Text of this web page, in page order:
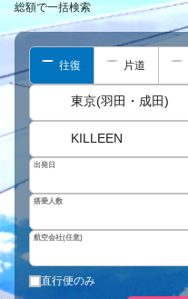
総額で一括検索
往復 片道
東京(羽田・成田)
KILLEEN
出発日
搭乗人数
航空会社(任意)
直行便のみ